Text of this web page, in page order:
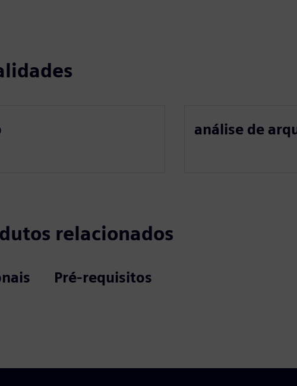
análise de
relacionados
Pré-requisitos